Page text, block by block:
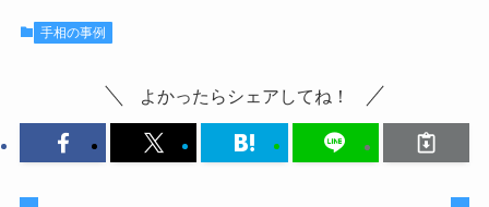
手相の事例
よかったらシェアしてね！